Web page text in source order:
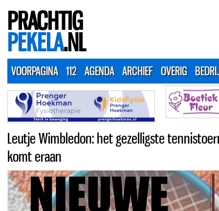
PRACHTIG
PEKELA.NL
VOORPAGINA 112 AGENDA ARCHIEF OVERIG
Leutje Wimbledon: het gezelligste
komt eraan